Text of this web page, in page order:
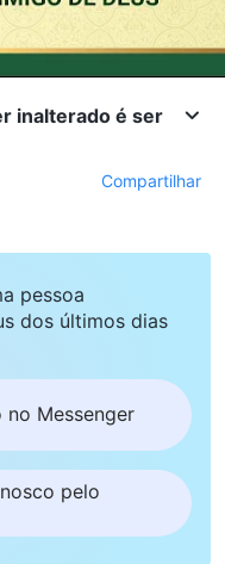
inalterado é ser
Compartilhar
pessoa
dos últimos dias
Messenger
pelo